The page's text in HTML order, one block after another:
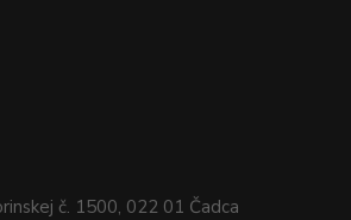
č. 1500, 022 01 Čadca